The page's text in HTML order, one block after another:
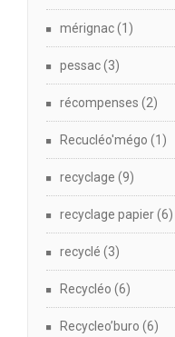
mérignac(1)
pessac(3)
récompenses (2)
Recucléo'mégo (1)
recyclage (9)
recyclage papier(6)
recyclé (3)
Recycléo (6)
Recycleo’buro (6)